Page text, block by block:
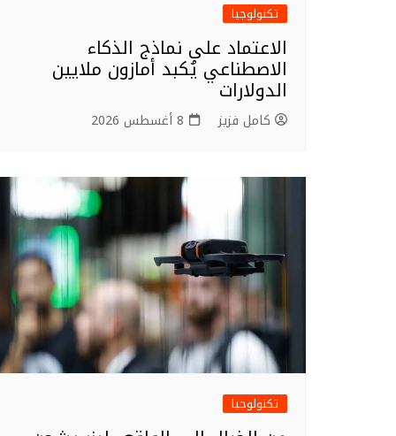
تكنولوجيا
الاعتماد على نماذج الذكاء
الاصطناعي يُكبد أمازون ملايين
الدولارات
كامل فزيز 8 أغسطس 2026
تكنولوجيا